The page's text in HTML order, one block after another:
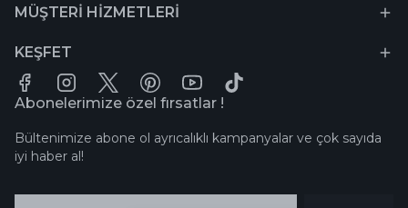
MÜŞTERİ HİZMETLERİ
KEŞFET
Abonelerimize özel fırsatlar !
Bültenimize abone ol ayrıcalıklı kampanyalar ve çok sayıda
iyi haber al!